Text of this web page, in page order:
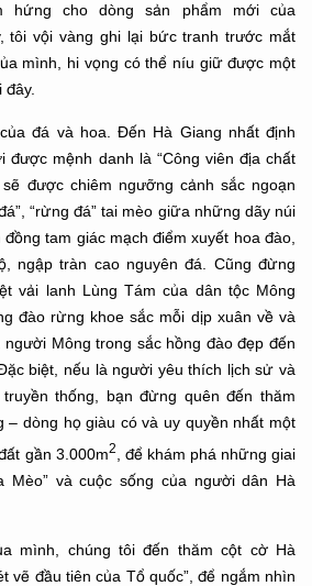
hứng cho dòng sản phẩm mới của
tôi vội vàng ghi lại bức tranh trước mắt
mình, hi vọng có thể níu giữ được một
đá và hoa. Đến Hà Giang nhất định
được mệnh danh là “Công viên địa chất
được chiêm ngưỡng cảnh sắc ngoạn
“rừng đá” tai mèo giữa những dãy núi
tam giác mạch điểm xuyết hoa đào,
ngập tràn cao nguyên đá. Cũng đừng
vải lanh Lùng Tám của dân tộc Mông
đào rừng khoe sắc mỗi dịp xuân về và
Mông trong sắc hồng đào đẹp đến
biệt, nếu là người yêu thích lịch sử và
thống, bạn đừng quên đến thăm
– dòng họ giàu có và uy quyền nhất một
gần 3.000m2
, để khám phá những giai
Mèo” và cuộc sống của người dân Hà
mình, chúng tôi đến thăm cột cờ Hà
vẽ đầu tiên của Tổ quốc”, để ngắm nhìn